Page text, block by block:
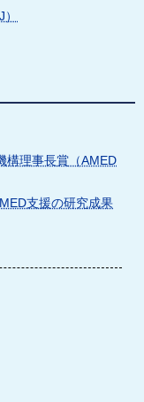
構理事長賞（AMED
支援の研究成果